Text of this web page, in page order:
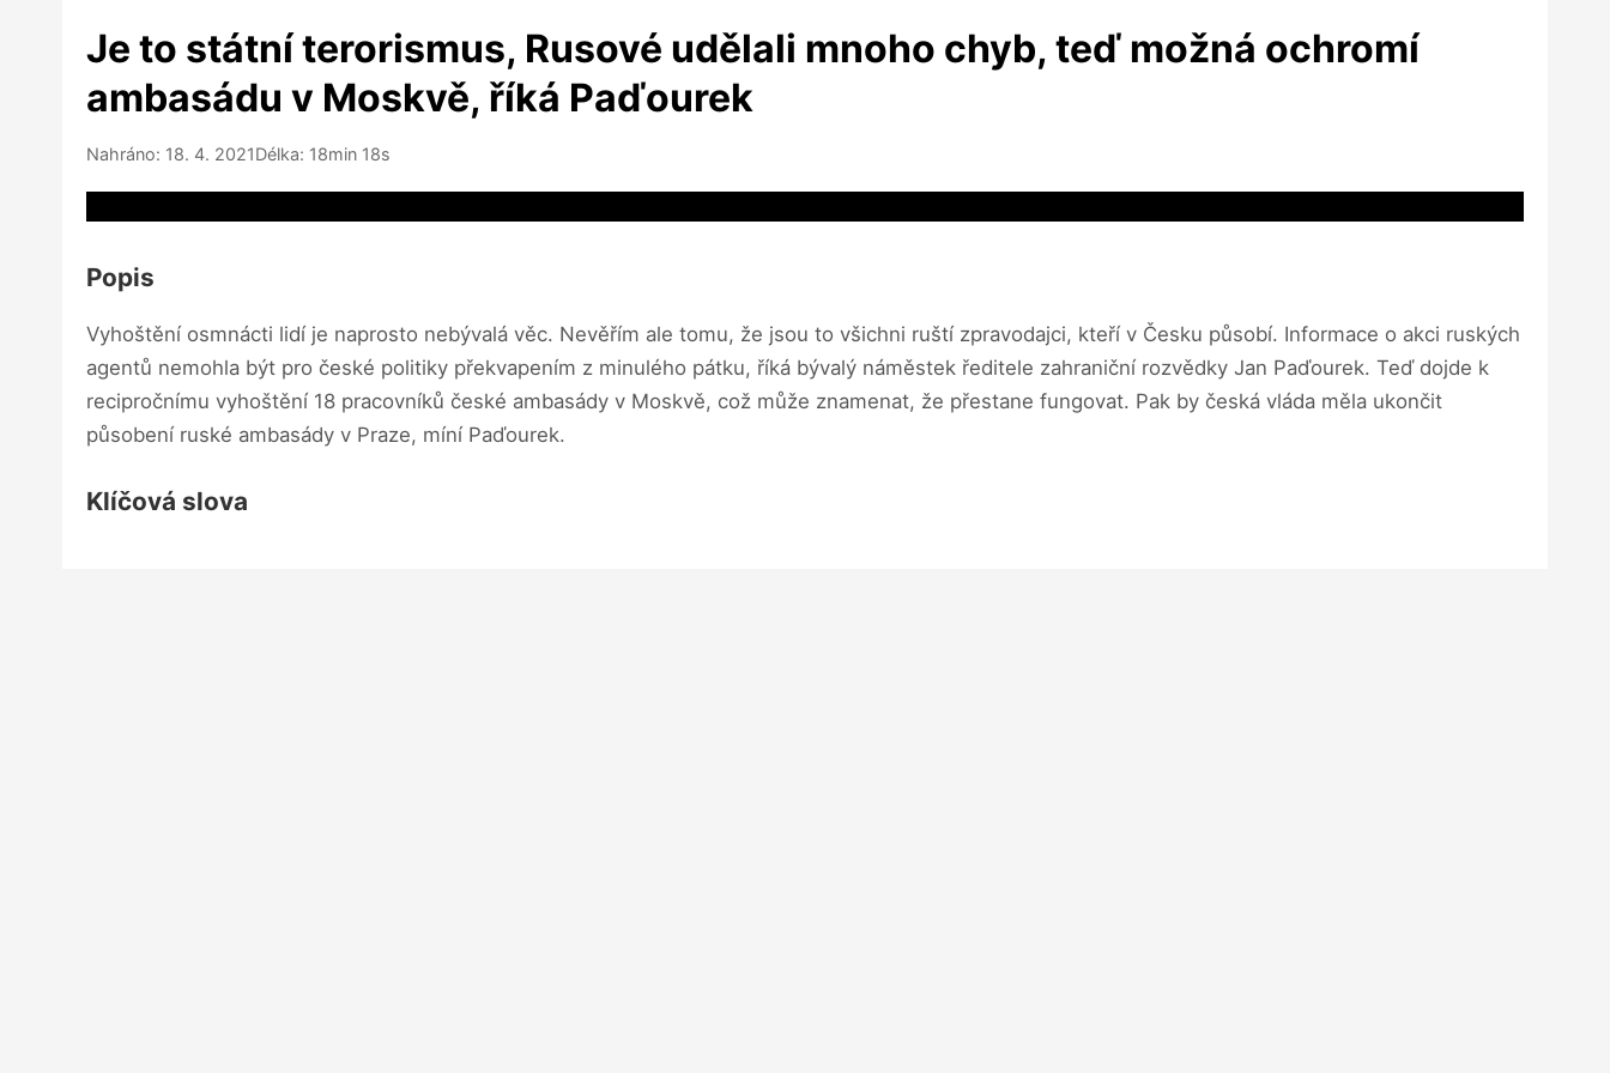
Je to státní terorismus, Rusové udělali mnoho chyb, teď možná ochromí
ambasádu v Moskvě, říká Paďourek
Nahráno: 18. 4. 2021Délka: 18min 18s
Popis
Vyhoštění osmnácti lidí je naprosto nebývalá věc. Nevěřím ale tomu, že jsou to všichni ruští zpravodajci, kteří v Česku působí. Informace o akci ruských
agentů nemohla být pro české politiky překvapením z minulého pátku, říká bývalý náměstek ředitele zahraniční rozvědky Jan Paďourek. Teď dojde k
recipročnímu vyhoštění 18 pracovníků české ambasády v Moskvě, což může znamenat, že přestane fungovat. Pak by česká vláda měla ukončit
působení ruské ambasády v Praze, míní Paďourek.
Klíčová slova